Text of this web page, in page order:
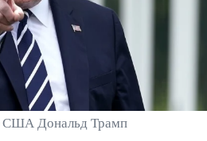
США Дональд Трамп